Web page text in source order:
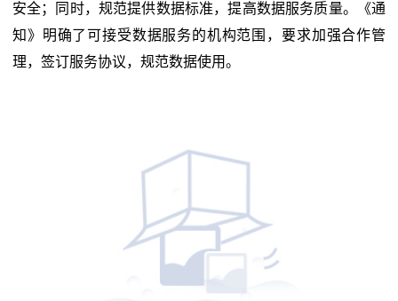
安全；同时，规范提供数据标准，提高数据服务质量。《通
知》明确了可接受数据服务的机构范围，要求加强合作管
理，签订服务协议，规范数据使用。